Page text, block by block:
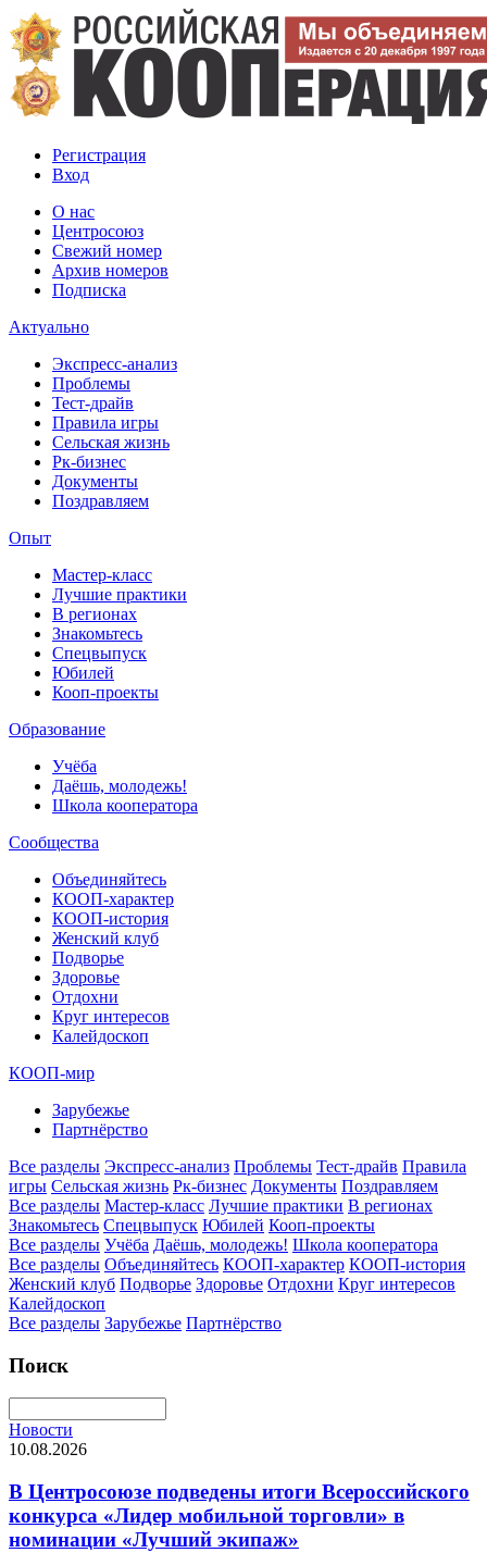
Регистрация
Вход
О нас
Центросоюз
Свежий номер
Архив номеров
Подписка
Актуально
Экспресс-анализ
Проблемы
Тест-драйв
Правила игры
Сельская жизнь
Рк-бизнес
Документы
Поздравляем
Опыт
Мастер-класс
Лучшие практики
В регионах
Знакомьтесь
Спецвыпуск
Юбилей
Кооп-проекты
Образование
Учёба
Даёшь, молодежь!
Школа кооператора
Сообщества
Объединяйтесь
КООП-характер
КООП-история
Женский клуб
Подворье
Здоровье
Отдохни
Круг интересов
Калейдоскоп
КООП-мир
Зарубежье
Партнёрство
Все разделы Экспресс-анализ Проблемы Тест-драйв Правила
игры Сельская жизнь Рк-бизнес Документы Поздравляем
Все разделы Мастер-класс Лучшие практики В регионах
Знакомьтесь Спецвыпуск Юбилей Кооп-проекты
Все разделы Учёба Даёшь, молодежь! Школа кооператора
Все разделы Объединяйтесь КООП-характер КООП-история
Женский клуб Подворье Здоровье Отдохни Круг интересов
Калейдоскоп
Все разделы Зарубежье Партнёрство
Поиск
Новости
10.08.2026
В Центросоюзе подведены итоги Всероссийского
конкурса «Лидер мобильной торговли» в
номинации «Лучший экипаж»